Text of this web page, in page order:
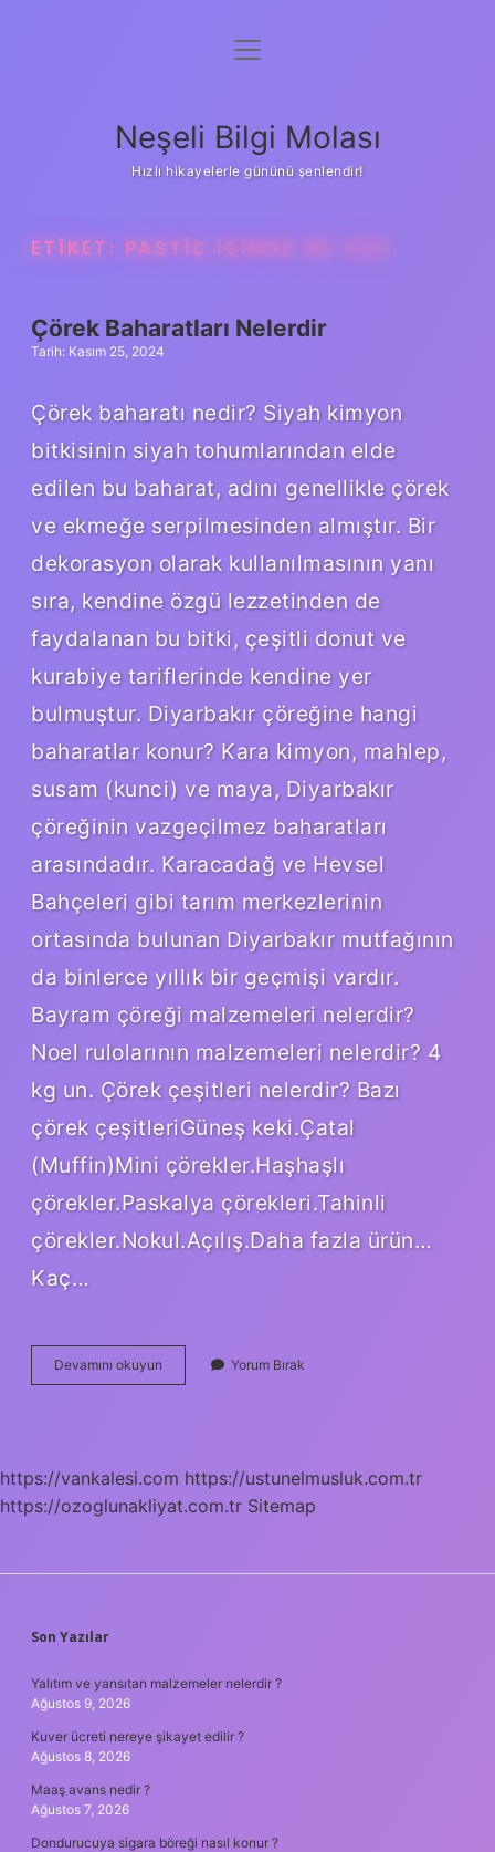
Anasayfa
Yasal Uyarı
menüyü
Neşeli Bilgi Molası
Hızlı hikayelerle gününü şenlendir!
ETIKET: PASTIÇ IÇINDE NE VAR
Çörek Baharatları Nelerdir
Tarih: Kasım 25, 2024
Çörek baharatı nedir? Siyah kimyon
bitkisinin siyah tohumlarından elde
edilen bu baharat, adını genellikle çörek
ve ekmeğe serpilmesinden almıştır. Bir
dekorasyon olarak kullanılmasının yanı
sıra, kendine özgü lezzetinden de
faydalanan bu bitki, çeşitli donut ve
kurabiye tariflerinde kendine yer
bulmuştur. Diyarbakır çöreğine hangi
baharatlar konur? Kara kimyon, mahlep,
susam (kunci) ve maya, Diyarbakır
çöreğinin vazgeçilmez baharatları
arasındadır. Karacadağ ve Hevsel
Bahçeleri gibi tarım merkezlerinin
ortasında bulunan Diyarbakır mutfağının
da binlerce yıllık bir geçmişi vardır.
Bayram çöreği malzemeleri nelerdir?
Noel rulolarının malzemeleri nelerdir? 4
kg un. Çörek çeşitleri nelerdir? Bazı
çörek çeşitleriGüneş keki.Çatal
(Muffin)Mini çörekler.Haşhaşlı
çörekler.Paskalya çörekleri.Tahinli
çörekler.Nokul.Açılış.Daha fazla ürün…
Kaç…
Devamını okuyun
Baharatları
Yorum Bırak
https://vankalesi.com https://ustunelmusluk.com.tr
https://ozoglunakliyat.com.tr Sitemap
SIDEBAR
Son Yazılar
Yalıtım ve yansıtan malzemeler nelerdir ?
Ağustos 9, 2026
Kuver ücreti nereye şikayet edilir ?
Ağustos 8, 2026
Maaş avans nedir ?
Ağustos 7, 2026
Dondurucuya sigara böreği nasıl konur ?